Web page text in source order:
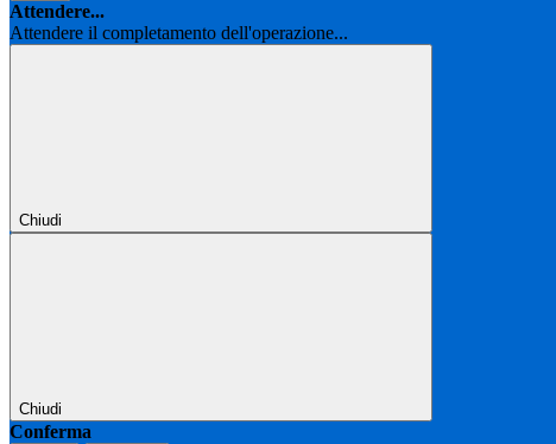
Attendere...
Attendere il completamento dell'operazione...
Chiudi
Chiudi
Conferma